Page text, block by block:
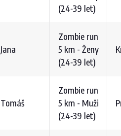
(24-39 let)
Jana
Zombie run
5 km - Ženy
(24-39 let)
Tomáš
Zombie run
5 km - Muži
(24-39 let)